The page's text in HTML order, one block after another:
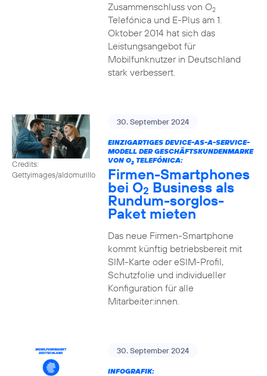
Zusammenschluss von O2
Telefónica und E-Plus am 1.
Oktober 2014 hat sich das
Leistungsangebot für
Mobilfunknutzer in Deutschland
stark verbessert.
Credits:
Gettyimages/aldomurillo
30. September 2024
EINZIGARTIGES DEVICE-AS-A-SERVICE-
MODELL DER GESCHÄFTSKUNDENMARKE
VON O2TELEFÓNICA:
Firmen-Smartphones
bei O2 Business als
Rundum-sorglos-
Paket mieten
Das neue Firmen-Smartphone
kommt künftig betriebsbereit mit
SIM-Karte oder eSIM-Profil,
Schutzfolie und individueller
Konfiguration für alle
Mitarbeiter:innen.
30. September 2024
INFOGRAFIK: